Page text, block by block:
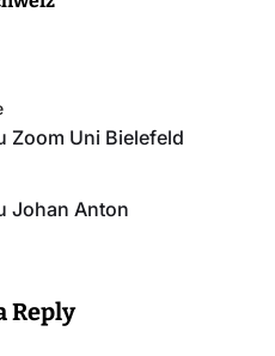
Zoom Uni Bielefeld
Johan Anton
Reply